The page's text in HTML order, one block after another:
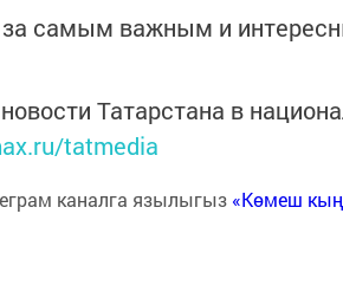
за самым важным и
Татарстана в
tatmedia
каналга язылыгыз «Көмеш